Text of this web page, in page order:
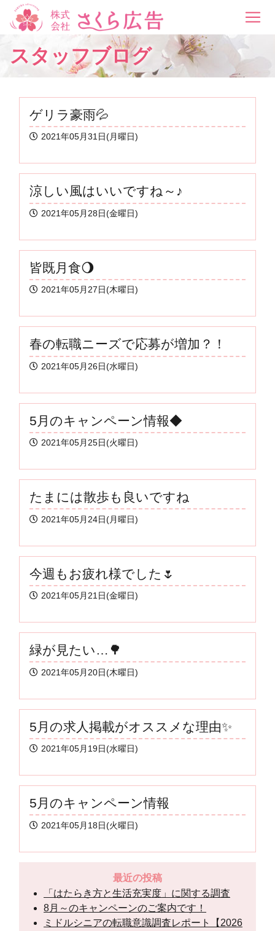
スタッフブログ
ゲリラ豪雨💦
2021年05月31日(月曜日)
涼しい風はいいですね～♪
2021年05月28日(金曜日)
皆既月食🌖
2021年05月27日(木曜日)
春の転職ニーズで応募が増加？！
2021年05月26日(水曜日)
5月のキャンペーン情報◆
2021年05月25日(火曜日)
たまには散歩も良いですね
2021年05月24日(月曜日)
今週もお疲れ様でした🌷
2021年05月21日(金曜日)
緑が見たい…🌳
2021年05月20日(木曜日)
5月の求人掲載がオススメな理由✨
2021年05月19日(水曜日)
5月のキャンペーン情報
2021年05月18日(火曜日)
最近の投稿
「はたらき方と生活充実度」に関する調査
8月～のキャンペーンのご案内です！
ミドルシニアの転職意識調査レポート【2026